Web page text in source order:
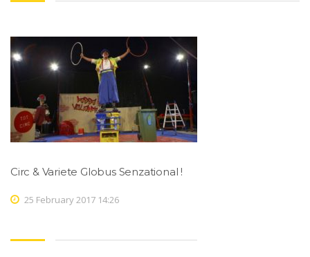
Circ & Variete Globus Senzational !
25 February 2017 14:26